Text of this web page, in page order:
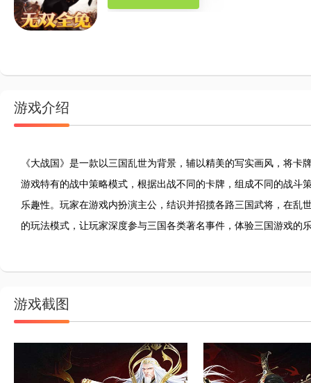
游戏介绍
《大战国》是一款以三国乱世为背景，辅以精美的写实画风，将卡
游戏特有的战中策略模式，根据出战不同的卡牌，组成不同的战斗
乐趣性。玩家在游戏内扮演主公，结识并招揽各路三国武将，在乱
的玩法模式，让玩家深度参与三国各类著名事件，体验三国游戏的
游戏截图